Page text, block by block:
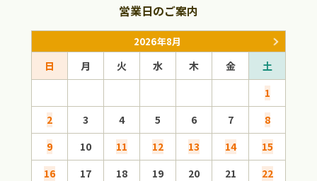
営業日のご案内
2026年8月
日 月 火 水 木 金
土
1
2
3 4 5 6 7
8
9
10 11 12 13 14
15
16
17 18 19 20 21
22